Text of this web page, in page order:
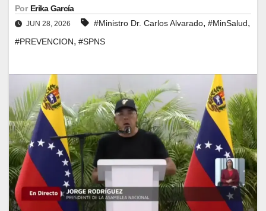
Por Erika García
JUN 28, 2026 #Ministro Dr. Carlos Alvarado, #MinSalud,
#PREVENCION, #SPNS